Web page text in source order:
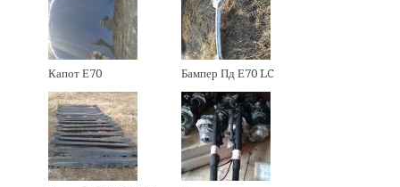
Капот Е70 Бампер Пд Е70 LC